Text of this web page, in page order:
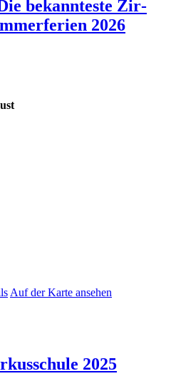
bekann­tes­te Zir­
2026
Auf der Karte ansehen
2025